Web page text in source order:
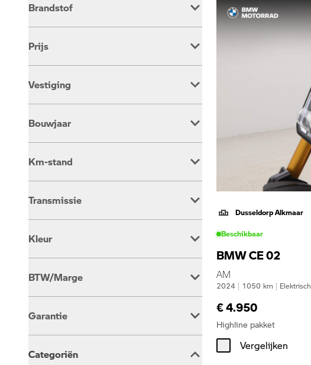
Brandstof
Elektrisch
8
Prijs
Vestiging
Dusseldorp Barendrecht
102
Dusseldorp Den Haag
128
Bouwjaar
Km-stand
Transmissie
Handgeschakeld
351
Kleur
Blauw
92
Bruin
2
Groen
28
Oranje
2
Overig
4
BTW/Marge
BTW Is Niet Aftrekbaar
45
Garantie
BOVAG Garantie
5
Categoriën
Dusseldorp Alkmaar
Beschikbaar
BMW CE 02
AM
2024 | 1050 km | Elektrisch
€ 4.950
Highline pakket
Vergelijken